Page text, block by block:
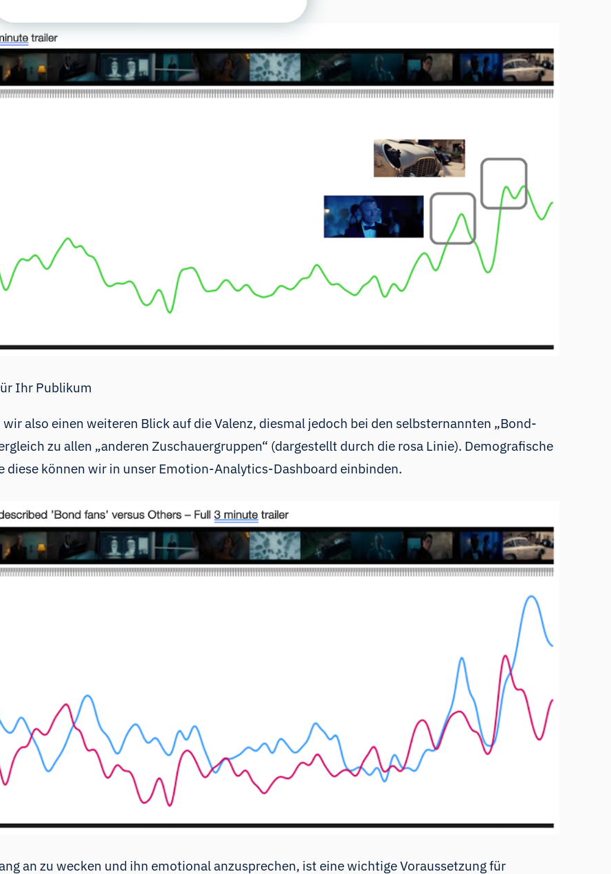
Ihr Publikum
also einen weiteren Blick auf die Valenz, diesmal jedoch bei den selbsternannten „Bond-
zu allen „anderen Zuschauergruppen“ (dargestellt durch die rosa Linie). Demografische
diese können wir in unser Emotion-Analytics-Dashboard einbinden.
an zu wecken und ihn emotional anzusprechen, ist eine wichtige Voraussetzung für